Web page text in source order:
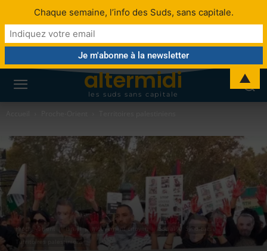
altermidi
les suds sans capitale
Proche-Orient Israël Mouvement citoyen Social
Syndicats
Territoires palestiniens
Chaque semaine, l’info des Suds, sans capitale.
▲